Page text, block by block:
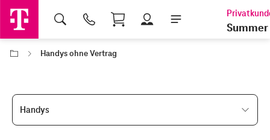
Shopping Cart
Summer
Handys ohne Vertrag
Handys